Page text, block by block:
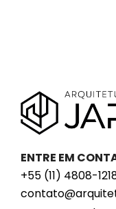
ENTRE EM
+55 (11) 4808-